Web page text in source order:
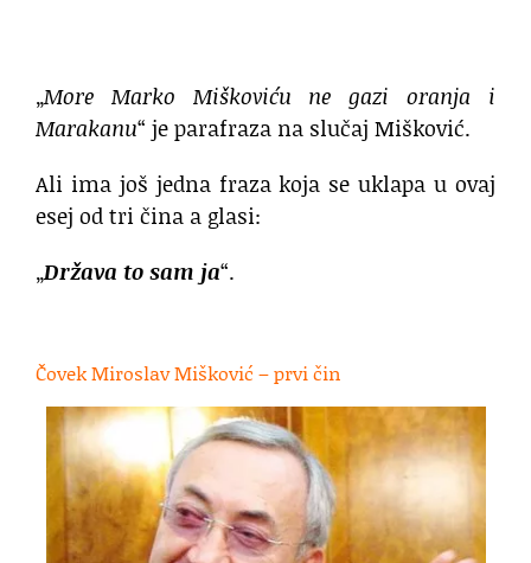
„More Marko Miškoviću ne gazi oranja i
Marakanu“ je parafraza na slučaj Mišković.
Ali ima još jedna fraza koja se uklapa u ovaj
esej od tri čina a glasi:
„Država to sam ja“.
Čovek Miroslav Mišković – prvi čin